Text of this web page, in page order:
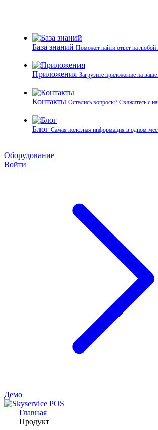
База знаний Поможет найти ответ на любой
Приложения Загрузите приложение на ваше
Контакты Остались вопросы? Свяжитесь с
Блог Самая полезная информация в одном
Оборудование
Войти
Демо
Главная
Продукт